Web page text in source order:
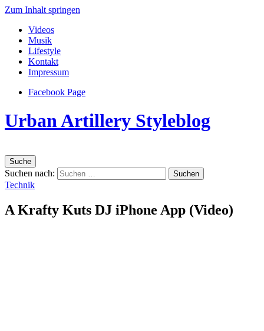
Zum Inhalt springen
Videos
Musik
Lifestyle
Kontakt
Impressum
Facebook Page
Urban Artillery Styleblog
Suche
Suchen nach:
Technik
A Krafty Kuts DJ iPhone App (Video)